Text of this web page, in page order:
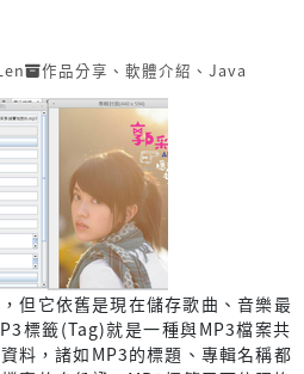
作品分享 、 軟體介紹 、 Java
但它依舊是現在儲存歌曲、音樂最
標籤(Tag)就是一種與MP3檔案共
料，諸如MP3的標題、專輯名稱都